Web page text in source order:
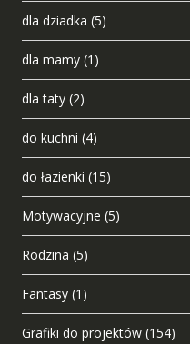
dla dziadka (5)
dla mamy (1)
dla taty (2)
do kuchni (4)
do łazienki (15)
Motywacyjne (5)
Rodzina (5)
Fantasy (1)
Grafiki do projektów (154)